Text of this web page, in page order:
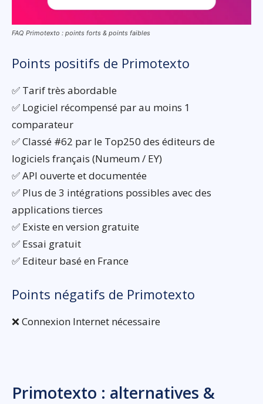
FAQ Primotexto : points forts & points faibles
Points positifs de Primotexto
✅ Tarif très abordable
✅ Logiciel récompensé par au moins 1
comparateur
✅ Classé #62 par le Top250 des éditeurs de
logiciels français (Numeum / EY)
✅ API ouverte et documentée
✅ Plus de 3 intégrations possibles avec des
applications tierces
✅ Existe en version gratuite
✅ Essai gratuit
✅ Editeur basé en France
Points négatifs de Primotexto
❌ Connexion Internet nécessaire
Primotexto : alternatives &